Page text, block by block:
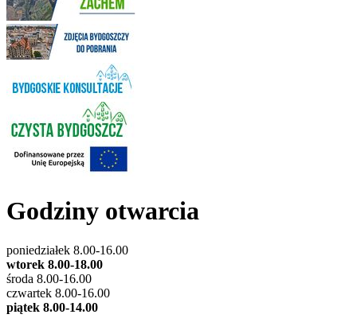
Godziny otwarcia
poniedziałek 8.00-16.00
wtorek 8.00-18.00
środa 8.00-16.00
czwartek 8.00-16.00
piątek 8.00-14.00